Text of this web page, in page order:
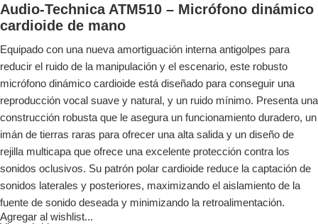
Audio-Technica ATM510 – Micrófono dinámico
cardioide de mano
Equipado con una nueva amortiguación interna antigolpes para
reducir el ruido de la manipulación y el escenario, este robusto
micrófono dinámico cardioide está diseñado para conseguir una
reproducción vocal suave y natural, y un ruido mínimo. Presenta una
construcción robusta que le asegura un funcionamiento duradero, un
imán de tierras raras para ofrecer una alta salida y un diseño de
rejilla multicapa que ofrece una excelente protección contra los
sonidos oclusivos. Su patrón polar cardioide reduce la captación de
sonidos laterales y posteriores, maximizando el aislamiento de la
fuente de sonido deseada y minimizando la retroalimentación.
Agregar al wishlist...